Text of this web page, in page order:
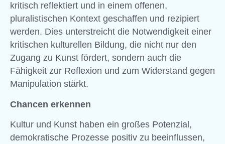
kritisch reflektiert und in einem offenen,
pluralistischen Kontext geschaffen und rezipiert
werden. Dies unterstreicht die Notwendigkeit einer
kritischen kulturellen Bildung, die nicht nur den
Zugang zu Kunst fördert, sondern auch die
Fähigkeit zur Reflexion und zum Widerstand gegen
Manipulation stärkt.
Chancen erkennen
Kultur und Kunst haben ein großes Potenzial,
demokratische Prozesse positiv zu beeinflussen,